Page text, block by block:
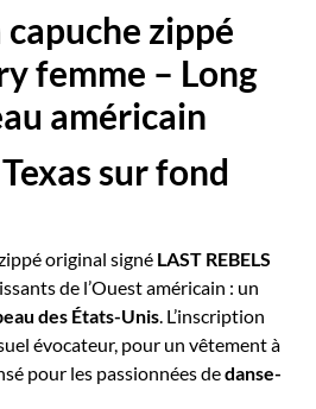
zippé
femme – Long
américain
sur fond
original signé LAST REBELS
de l’Ouest américain : un
des États-Unis. L’inscription
évocateur, pour un vêtement à
pour les passionnées dedanse-